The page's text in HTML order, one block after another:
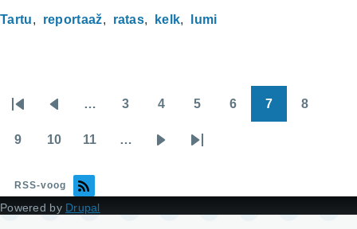
Tartu reportaaž ratas kelk lumi
Pagination
Esimene
leht
Eelmine
leht
… 3 4 5 6 7 8
9 10 11 …
JärgmineViimane
RSS-voog
Powered by Drupal